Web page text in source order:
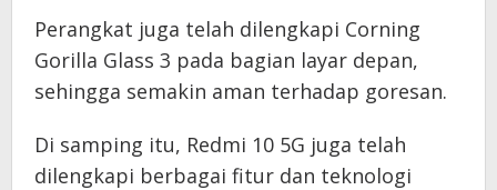
Perangkat juga telah dilengkapi Corning
Gorilla Glass 3 pada bagian layar depan,
sehingga semakin aman terhadap goresan.
Di samping itu, Redmi 10 5G juga telah
dilengkapi berbagai fitur dan teknologi